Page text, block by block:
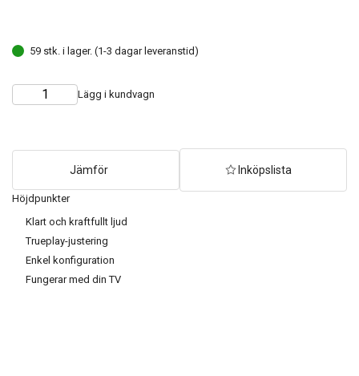
Höjdpunkter
Klart och kraftfullt ljud
Trueplay-justering
Enkel konfiguration
Fungerar med din TV
59 stk. i lager. (1-3 dagar leveranstid)
Choose
Quantity Lägg i kundvagn
Jämför Inköpslista